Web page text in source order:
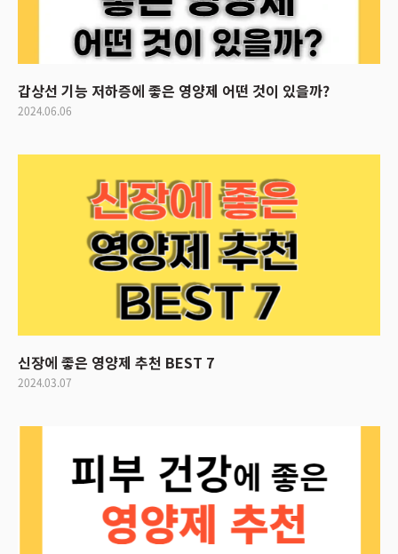
갑상선 기능 저하증에 좋은 영양제 어떤 것이 있을까?
2024.06.06
신장에 좋은 영양제 추천 BEST 7
2024.03.07